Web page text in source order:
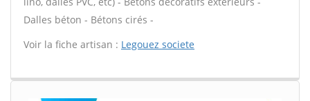
Dalles béton - Bétons cirés -
Voir la fiche artisan : Legouez societe